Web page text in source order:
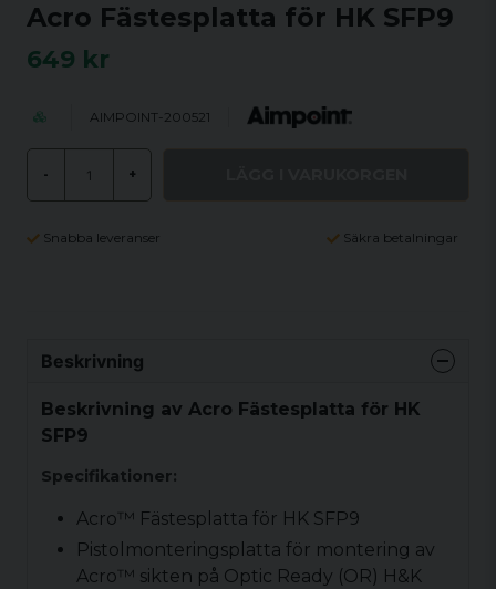
Acro Fästesplatta för HK SFP9
649 kr
AIMPOINT-200521
- +
Snabba leveranser Säkra betalningar
Beskrivning
Beskrivning av Acro Fästesplatta för HK
SFP9
Specifikationer:
Acro™ Fästesplatta för HK SFP9
Pistolmonteringsplatta för montering av
Acro™ sikten på Optic Ready (OR) H&K